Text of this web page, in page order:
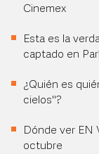
Cinemex
Esta es la
captado en
¿Quién es
cielos"?
Dónde ver EN
octubre